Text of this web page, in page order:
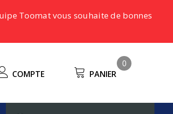
Toomat vous souhaite de bonnes
COMPTE PANIER
0